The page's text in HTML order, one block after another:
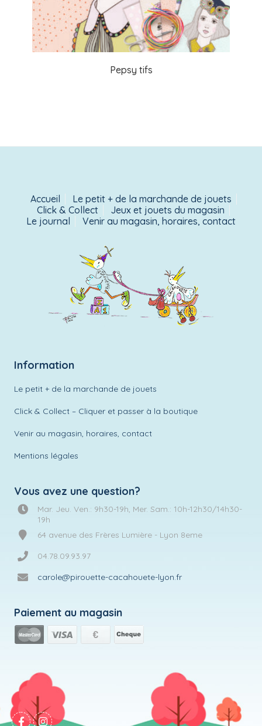
Pepsy tifs
Accueil
Le petit + de la marchande de jouets
Click & Collect
Jeux et jouets du magasin
Le journal
Venir au magasin, horaires, contact
Information
Le petit + de la marchande de jouets
Click & Collect – Cliquer et passer à la boutique
Venir au magasin, horaires, contact
Mentions légales
Vous avez une question?
Mar. Jeu. Ven.: 9h30-19h, Mer. Sam.: 10h-12h30/14h30-
19h
64 avenue des Frères Lumière - Lyon 8eme
04.78.09.93.97
carole@pirouette-cacahouete-lyon.fr
Paiement au magasin